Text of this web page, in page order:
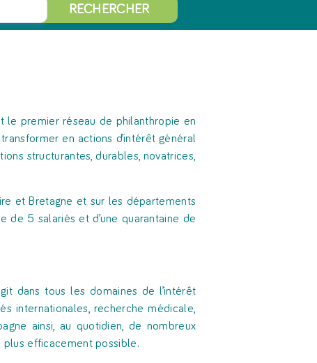
RECHERCHER
le premier réseau de philanthropie en
en actions d’intérêt général
structurantes, durables, novatrices,
et Bretagne et sur les départements
de 5 salariés et d’une quarantaine de
dans tous les domaines de l’intérêt
internationales, recherche médicale,
ainsi, au quotidien, de nombreux
plus efficacement possible.